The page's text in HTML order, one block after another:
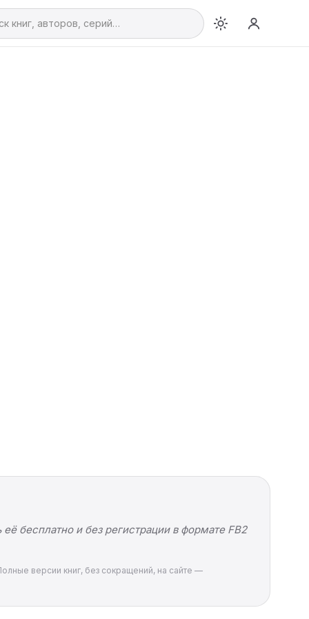
бесплатно и без регистрации в формате FB2
версии книг, без сокращений, на сайте —